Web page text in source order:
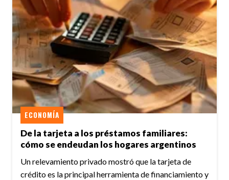
De la tarjeta a los préstamos familiares:
cómo se endeudan los hogares argentinos
ECONOMÍA
Un relevamiento privado mostró que la tarjeta de
crédito es la principal herramienta de financiamiento y